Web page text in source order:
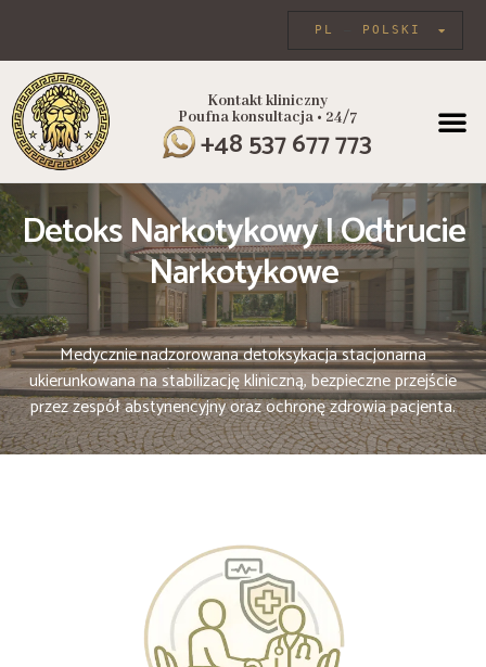
POLSKI
PL
Kontakt kliniczny
Poufna konsultacja • 24/7
+48 537 677 773
Detoks Narkotykowy I Odtrucie
Narkotykowe
Medycznie nadzorowana detoksykacja stacjonarna
ukierunkowana na stabilizację kliniczną, bezpieczne przejście
przez zespół abstynencyjny oraz ochronę zdrowia pacjenta.